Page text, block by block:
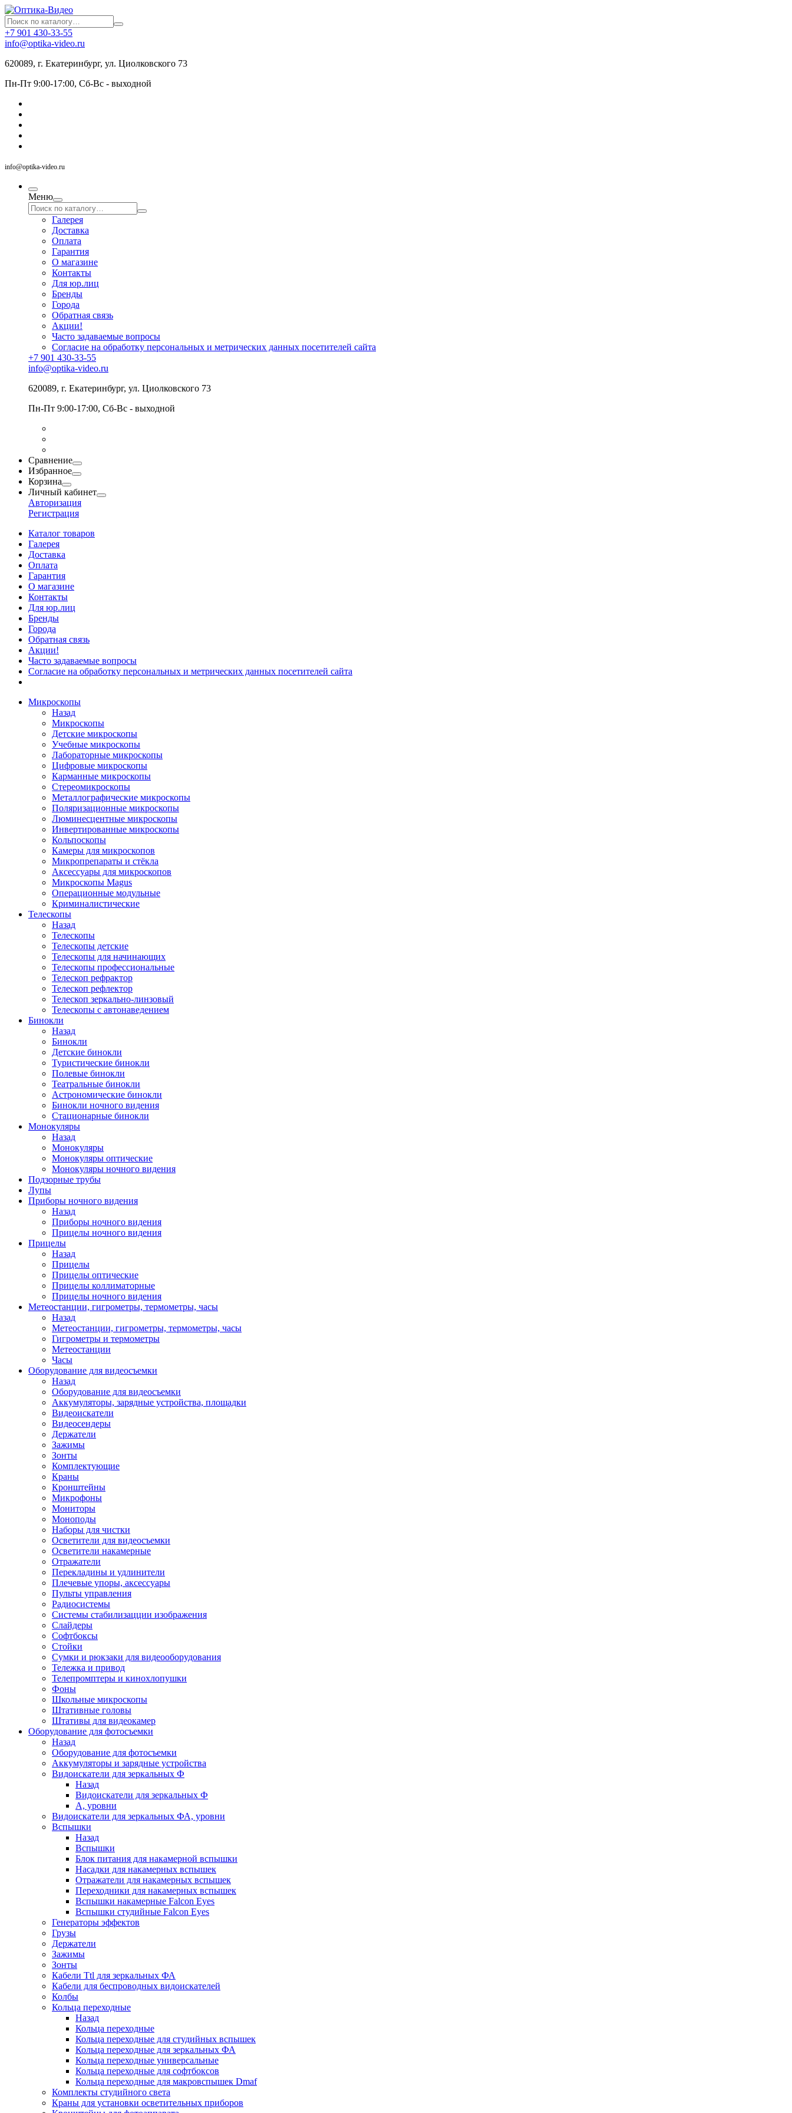
+7 901 430-33-55
info@optika-video.ru
620089, г. Екатеринбург, ул. Циолковского 73
Пн-Пт 9:00-17:00, Сб-Вс - выходной
info@optika-video.ru
Меню
Галерея
Доставка
Оплата
Гарантия
О магазине
Контакты
Для юр.лиц
Бренды
Города
Обратная связь
Акции!
Часто задаваемые вопросы
Согласие на обработку персональных и метрических данных посетителей сайта
+7 901 430-33-55
info@optika-video.ru
620089, г. Екатеринбург, ул. Циолковского 73
Пн-Пт 9:00-17:00, Сб-Вс - выходной
Сравнение
Избранное
Корзина
Личный кабинет
Авторизация
Регистрация
Каталог товаров
Галерея
Доставка
Оплата
Гарантия
О магазине
Контакты
Для юр.лиц
Бренды
Города
Обратная связь
Акции!
Часто задаваемые вопросы
Согласие на обработку персональных и метрических данных посетителей сайта
Микроскопы
Назад
Микроскопы
Детские микроскопы
Учебные микроскопы
Лабораторные микроскопы
Цифровые микроскопы
Карманные микроскопы
Стереомикроскопы
Металлографические микроскопы
Поляризационные микроскопы
Люминесцентные микроскопы
Инвертированные микроскопы
Кольпоскопы
Камеры для микроскопов
Микропрепараты и стёкла
Аксессуары для микроскопов
Микроскопы Magus
Операционные модульные
Криминалистические
Телескопы
Назад
Телескопы
Телескопы детские
Телескопы для начинающих
Телескопы профессиональные
Телескоп рефрактор
Телескоп рефлектор
Телескоп зеркально-линзовый
Телескопы с автонаведением
Бинокли
Назад
Бинокли
Детские бинокли
Туристические бинокли
Полевые бинокли
Театральные бинокли
Астрономические бинокли
Бинокли ночного видения
Стационарные бинокли
Монокуляры
Назад
Монокуляры
Монокуляры оптические
Монокуляры ночного видения
Подзорные трубы
Лупы
Приборы ночного видения
Назад
Приборы ночного видения
Прицелы ночного видения
Прицелы
Назад
Прицелы
Прицелы оптические
Прицелы коллиматорные
Прицелы ночного видения
Метеостанции, гигрометры, термометры, часы
Назад
Метеостанции, гигрометры, термометры, часы
Гигрометры и термометры
Метеостанции
Часы
Оборудование для видеосъемки
Назад
Оборудование для видеосъемки
Аккумуляторы, зарядные устройства, площадки
Видеоискатели
Видеосендеры
Держатели
Зажимы
Зонты
Комплектующие
Краны
Кронштейны
Микрофоны
Мониторы
Моноподы
Наборы для чистки
Осветители для видеосъемки
Осветители накамерные
Отражатели
Перекладины и удлинители
Плечевые упоры, аксессуары
Пульты управления
Радиосистемы
Системы стабилизацции изображения
Слайдеры
Софтбоксы
Стойки
Сумки и рюкзаки для видеооборудования
Тележка и привод
Телепромптеры и кинохлопушки
Фоны
Школьные микроскопы
Штативные головы
Штативы для видеокамер
Оборудование для фотосъемки
Назад
Оборудование для фотосъемки
Аккумуляторы и зарядные устройства
Видоискатели для зеркальных Ф
Назад
Видоискатели для зеркальных Ф
А, уровни
Видоискатели для зеркальных ФА, уровни
Вспышки
Назад
Вспышки
Блок питания для накамерной вспышки
Насадки для накамерных вспышек
Отражатели для накамерных вспышек
Переходники для накамерных вспышек
Вспышки накамерные Falcon Eyes
Вспышки студийные Falcon Eyes
Генераторы эффектов
Грузы
Держатели
Зажимы
Зонты
Кабели Ttl для зеркальных ФА
Кабели для беспроводных видоискателей
Колбы
Кольца переходные
Назад
Кольца переходные
Кольца переходные для студийных вспышек
Кольца переходные для зеркальных ФА
Кольца переходные универсальные
Кольца переходные для софтбоксов
Кольца переходные для макровспышек Dmaf
Комплекты студийного света
Краны для установки осветительных приборов